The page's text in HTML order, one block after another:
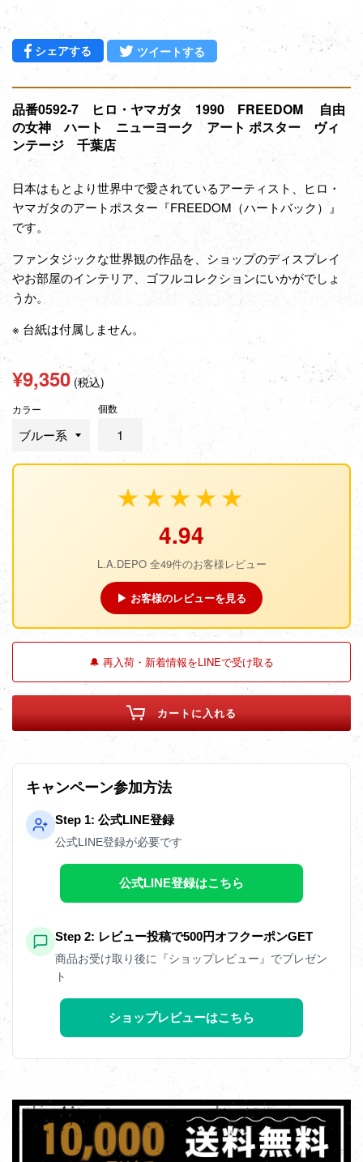
シェアする Facebookでシェアする
ツイートする Twitterに投稿する
品番0592-7 ヒロ・ヤマガタ 1990 FREEDOM 自由
の女神 ハート ニューヨーク アート ポスター ヴィ
ンテージ 千葉店
日本はもとより世界中で愛されているアーティスト、ヒロ・
ヤマガタのアートポスター『FREEDOM（ハートバック）』
です。
ファンタジックな世界観の作品を、ショップのディスプレイ
やお部屋のインテリア、ゴフルコレクションにいかがでしょ
うか。
※ 台紙は付属しません。
通
常
価
格
¥9,350 (税込)
カラー 個数
★★★★★
4.94
L.A.DEPO 全49件のお客様レビュー
▶ お客様のレビューを見る
🔔 再入荷・新着情報をLINEで受け取る
カートに入れる
キャンペーン参加方法
Step 1: 公式LINE登録
公式LINE登録が必要です
公式LINE登録はこちら
Step 2: レビュー投稿で500円オフクーポンGET
商品お受け取り後に『ショップレビュー』でプレゼン
ト
ショップレビューはこちら